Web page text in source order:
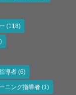
(118)
導者 (6)
ニング指導者 (1)